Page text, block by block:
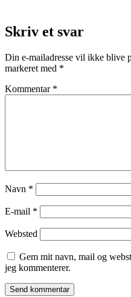
Skriv et svar
Din e-mailadresse vil ikke blive
markeret med *
Kommentar *
Navn *
E-mail *
Websted
Gem mit navn, mail og
jeg kommenterer.